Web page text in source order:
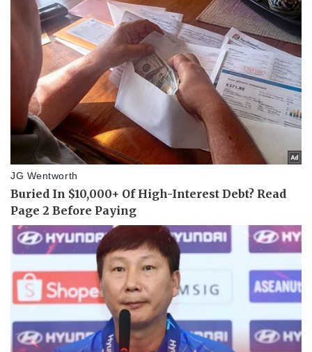
Pháp luật
Vụ án
Tin nóng
Tư vấn luật
Quân sự - Quốc phòng
Vũ khí
Việt Nam
Phân tích